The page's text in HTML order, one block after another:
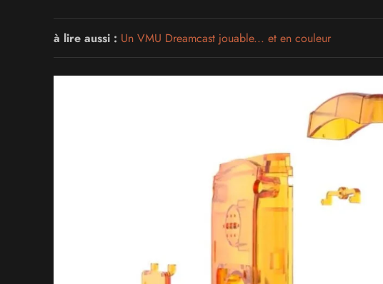
à lire aussi : Un VMU Dreamcast jouable... et en couleur